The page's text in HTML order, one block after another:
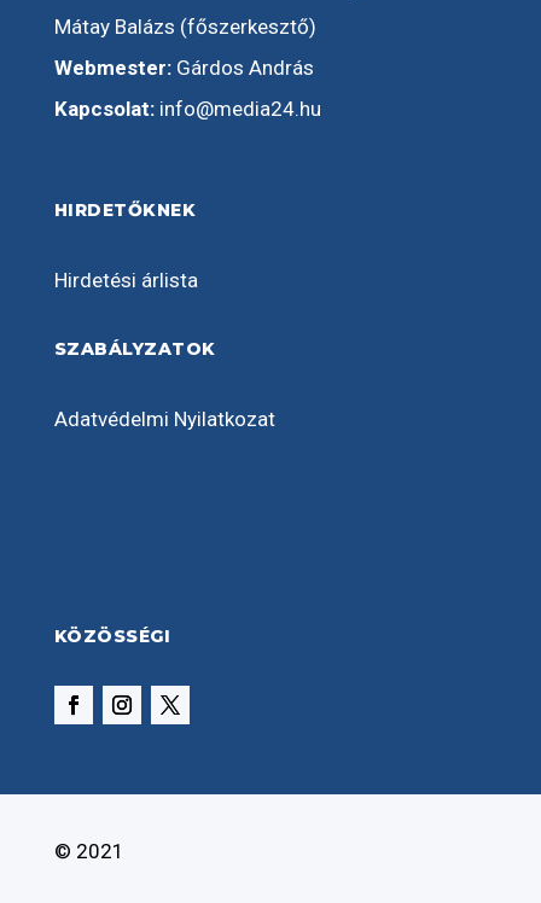
Mátay Balázs (főszerkesztő)
Webmester:Gárdos András
Kapcsolat: info@media24.hu
HIRDETŐKNEK
Hirdetési árlista
SZABÁLYZATOK
Adatvédelmi Nyilatkozat
KÖZÖSSÉGI
© 2021